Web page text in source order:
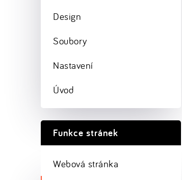
Design
Soubory
Nastavení
Úvod
Funkce stránek
Webová stránka